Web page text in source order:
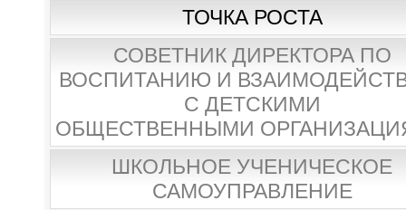
ТОЧКА РОСТА
СОВЕТНИК ДИРЕКТОРА ПО
ВОСПИТАНИЮ И
С ДЕТСКИМИ
ОБЩЕСТВЕННЫМИ
ШКОЛЬНОЕ УЧЕНИЧЕСКОЕ
САМОУПРАВЛЕНИЕ